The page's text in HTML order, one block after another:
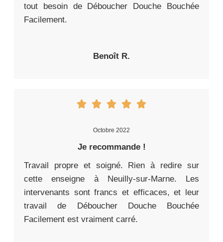
tout besoin de Déboucher Douche Bouchée
Facilement.
Benoît R.
Octobre 2022
Je recommande !
Travail propre et soigné. Rien à redire sur
cette enseigne à Neuilly-sur-Marne. Les
intervenants sont francs et efficaces, et leur
travail de Déboucher Douche Bouchée
Facilement est vraiment carré.